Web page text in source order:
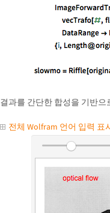
결과를 간단한 합성을 기반
전체 Wolfram 언어 입력 표